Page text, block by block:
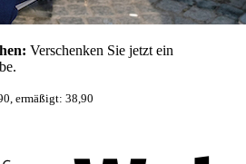
Verschenken Sie jetzt ein
ermäßigt: 38,90